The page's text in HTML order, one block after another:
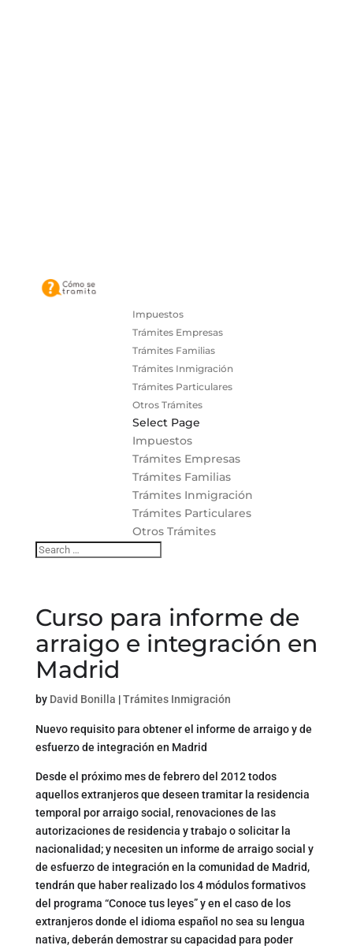
Impuestos
Trámites Empresas
Trámites Familias
Trámites Inmigración
Trámites Particulares
Otros Trámites
Select Page
Impuestos
Trámites Empresas
Trámites Familias
Trámites Inmigración
Trámites Particulares
Otros Trámites
Curso para informe de
arraigo e integración en
Madrid
by David Bonilla |Trámites Inmigración
Nuevo requisito para obtener el informe de arraigo y de
esfuerzo de integración en Madrid
Desde el próximo mes de febrero del 2012 todos
aquellos extranjeros que deseen tramitar la residencia
temporal por arraigo social, renovaciones de las
autorizaciones de residencia y trabajo o solicitar la
nacionalidad; y necesiten un informe de arraigo social y
de esfuerzo de integración en la comunidad de Madrid,
tendrán que haber realizado los 4 módulos formativos
del programa “Conoce tus leyes” y en el caso de los
extranjeros donde el idioma español no sea su lengua
nativa, deberán demostrar su capacidad para poder